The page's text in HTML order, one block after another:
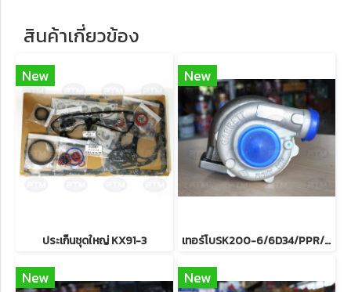
สินค้าเกี่ยวข้อง
New
ประเก็นชุดใหญ่ KX91-3
New
เทอร์โบSK200-6/6D34/PPR/ME44
New New